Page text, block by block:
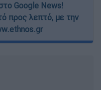
Google News!
προς λεπτό, με την